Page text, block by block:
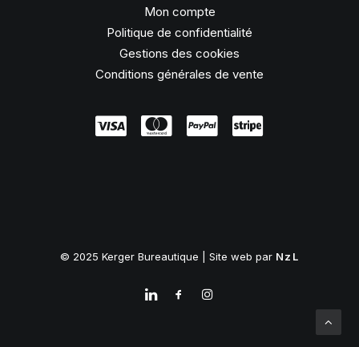
Mon compte
Politique de confidentialité
Gestions des cookies
Conditions générales de vente
© 2025 Kerger Bureautique | Site web par NzL